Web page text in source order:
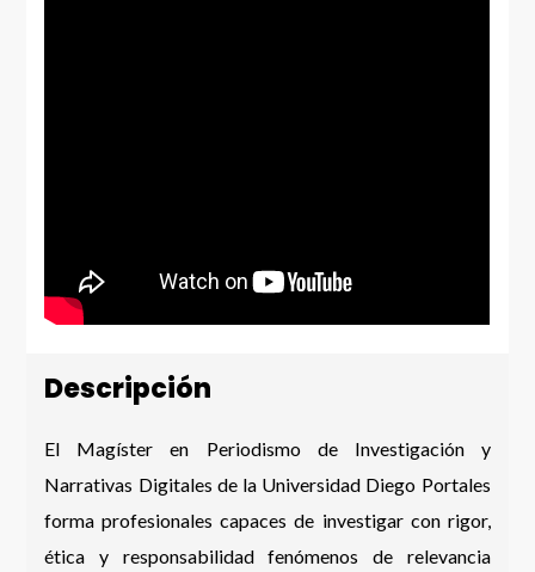
Descripción
El Magíster en Periodismo de Investigación y
Narrativas Digitales de la Universidad Diego Portales
forma profesionales capaces de investigar con rigor,
ética y responsabilidad fenómenos de relevancia